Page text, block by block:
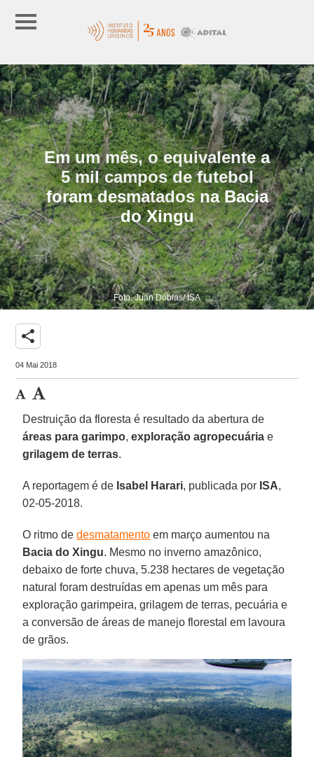
Em um mês, o equivalente a
5 mil campos de futebol
foram desmatados na Bacia
do Xingu
Foto: Juan Doblas/ ISA
share
04 Mai 2018
Destruição da floresta é resultado da abertura de
áreas para garimpo,exploração agropecuária e
grilagem de terras.
A reportagem é de Isabel Harari, publicada por ISA,
02-05-2018.
O ritmo dedesmatamento em março aumentou na
Bacia do Xingu. Mesmo no inverno amazônico,
debaixo de forte chuva, 5.238 hectares de vegetação
natural foram destruídas em apenas um mês para
exploração garimpeira, grilagem de terras, pecuária e
a conversão de áreas de manejo florestal em lavoura
de grãos.